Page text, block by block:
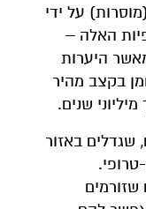
על ידי
האלה –
היערות
בקצב מהיר
שנים.
שגדלים באזור
שזורמים